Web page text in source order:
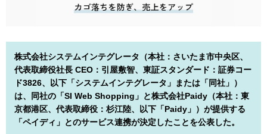
株式会社システムインテグレータ（本社：さいたま市中央区、
代表取締役社長 CEO：引屋敷智、東証スタンダード：証券コー
ド3826、以下「システムインテグレータ」または「同社」）
は、同社の「SI Web Shopping」と株式会社Paidy（本社：東
京都港区、代表取締役：杉江陸、以下「Paidy」）が提供する
「ペイディ」とのサービス連携が決定したことを公表した。